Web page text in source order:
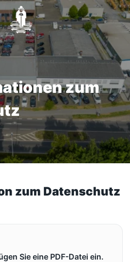
zum
zum Datenschutz
Sie eine PDF-Datei ein.